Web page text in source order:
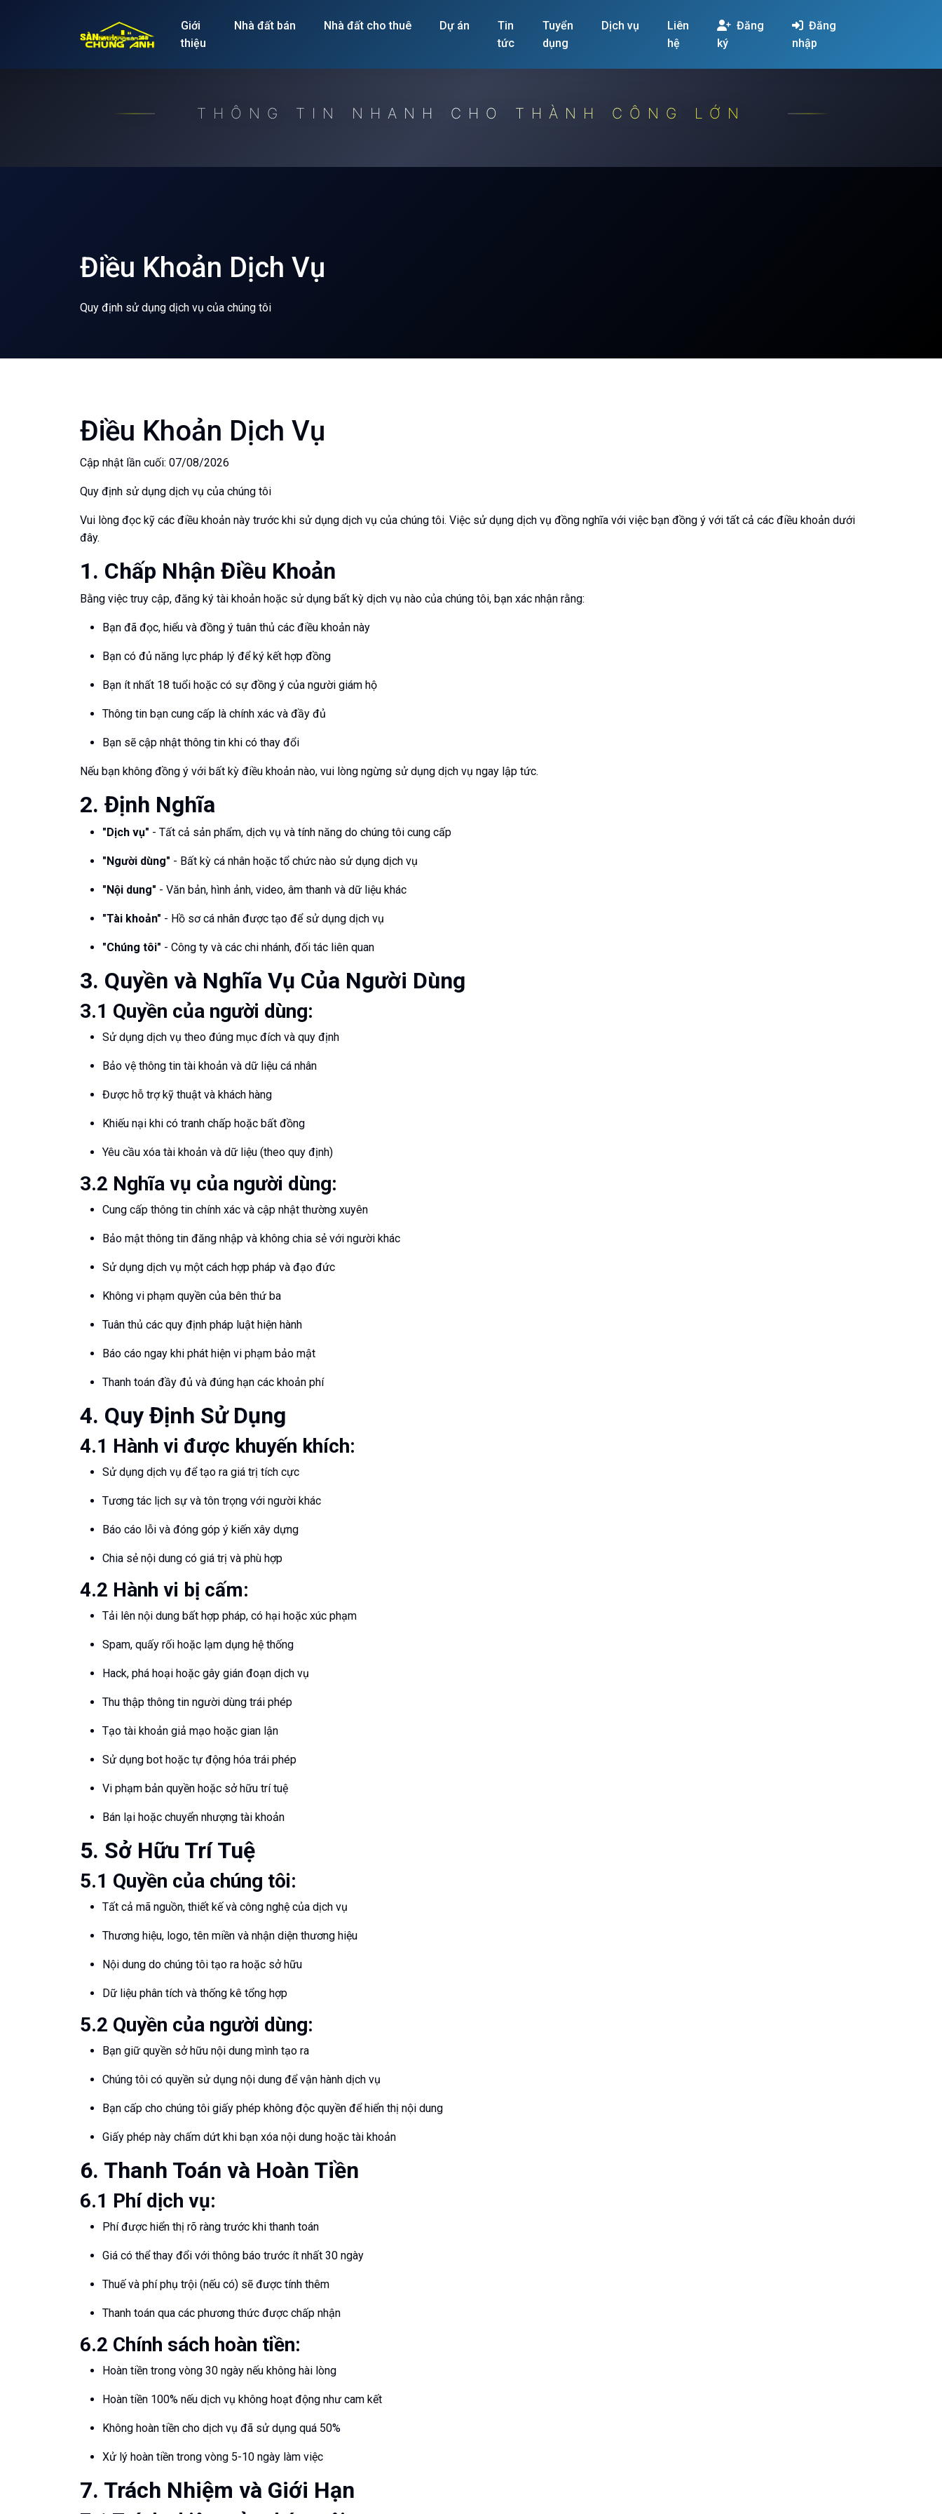
Giới
thiệu
Nhà đất bán Nhà đất cho thuê Dự án
Tin
tức
Tuyển
dụng
Dịch vụ
Liên
hệ
Đăng
ký
Đăng
nhập
THÔNG TIN NHANH CHO THÀNH CÔNG LỚN
Điều Khoản Dịch Vụ
Quy định sử dụng dịch vụ của chúng tôi
Điều Khoản Dịch Vụ
Cập nhật lần cuối: 07/08/2026
Quy định sử dụng dịch vụ của chúng tôi
Vui lòng đọc kỹ các điều khoản này trước khi sử dụng dịch vụ của chúng tôi. Việc sử dụng dịch vụ đồng nghĩa với việc bạn đồng ý với tất cả các điều khoản dưới
đây.
1. Chấp Nhận Điều Khoản
Bằng việc truy cập, đăng ký tài khoản hoặc sử dụng bất kỳ dịch vụ nào của chúng tôi, bạn xác nhận rằng:
Bạn đã đọc, hiểu và đồng ý tuân thủ các điều khoản này
Bạn có đủ năng lực pháp lý để ký kết hợp đồng
Bạn ít nhất 18 tuổi hoặc có sự đồng ý của người giám hộ
Thông tin bạn cung cấp là chính xác và đầy đủ
Bạn sẽ cập nhật thông tin khi có thay đổi
Nếu bạn không đồng ý với bất kỳ điều khoản nào, vui lòng ngừng sử dụng dịch vụ ngay lập tức.
2. Định Nghĩa
"Dịch vụ" - Tất cả sản phẩm, dịch vụ và tính năng do chúng tôi cung cấp
"Người dùng" - Bất kỳ cá nhân hoặc tổ chức nào sử dụng dịch vụ
"Nội dung" - Văn bản, hình ảnh, video, âm thanh và dữ liệu khác
"Tài khoản" - Hồ sơ cá nhân được tạo để sử dụng dịch vụ
"Chúng tôi" - Công ty và các chi nhánh, đối tác liên quan
3. Quyền và Nghĩa Vụ Của Người Dùng
3.1 Quyền của người dùng:
Sử dụng dịch vụ theo đúng mục đích và quy định
Bảo vệ thông tin tài khoản và dữ liệu cá nhân
Được hỗ trợ kỹ thuật và khách hàng
Khiếu nại khi có tranh chấp hoặc bất đồng
Yêu cầu xóa tài khoản và dữ liệu (theo quy định)
3.2 Nghĩa vụ của người dùng:
Cung cấp thông tin chính xác và cập nhật thường xuyên
Bảo mật thông tin đăng nhập và không chia sẻ với người khác
Sử dụng dịch vụ một cách hợp pháp và đạo đức
Không vi phạm quyền của bên thứ ba
Tuân thủ các quy định pháp luật hiện hành
Báo cáo ngay khi phát hiện vi phạm bảo mật
Thanh toán đầy đủ và đúng hạn các khoản phí
4. Quy Định Sử Dụng
4.1 Hành vi được khuyến khích:
Sử dụng dịch vụ để tạo ra giá trị tích cực
Tương tác lịch sự và tôn trọng với người khác
Báo cáo lỗi và đóng góp ý kiến xây dựng
Chia sẻ nội dung có giá trị và phù hợp
4.2 Hành vi bị cấm:
Tải lên nội dung bất hợp pháp, có hại hoặc xúc phạm
Spam, quấy rối hoặc lạm dụng hệ thống
Hack, phá hoại hoặc gây gián đoạn dịch vụ
Thu thập thông tin người dùng trái phép
Tạo tài khoản giả mạo hoặc gian lận
Sử dụng bot hoặc tự động hóa trái phép
Vi phạm bản quyền hoặc sở hữu trí tuệ
Bán lại hoặc chuyển nhượng tài khoản
5. Sở Hữu Trí Tuệ
5.1 Quyền của chúng tôi:
Tất cả mã nguồn, thiết kế và công nghệ của dịch vụ
Thương hiệu, logo, tên miền và nhận diện thương hiệu
Nội dung do chúng tôi tạo ra hoặc sở hữu
Dữ liệu phân tích và thống kê tổng hợp
5.2 Quyền của người dùng:
Bạn giữ quyền sở hữu nội dung mình tạo ra
Chúng tôi có quyền sử dụng nội dung để vận hành dịch vụ
Bạn cấp cho chúng tôi giấy phép không độc quyền để hiển thị nội dung
Giấy phép này chấm dứt khi bạn xóa nội dung hoặc tài khoản
6. Thanh Toán và Hoàn Tiền
6.1 Phí dịch vụ:
Phí được hiển thị rõ ràng trước khi thanh toán
Giá có thể thay đổi với thông báo trước ít nhất 30 ngày
Thuế và phí phụ trội (nếu có) sẽ được tính thêm
Thanh toán qua các phương thức được chấp nhận
6.2 Chính sách hoàn tiền:
Hoàn tiền trong vòng 30 ngày nếu không hài lòng
Hoàn tiền 100% nếu dịch vụ không hoạt động như cam kết
Không hoàn tiền cho dịch vụ đã sử dụng quá 50%
Xử lý hoàn tiền trong vòng 5-10 ngày làm việc
7. Trách Nhiệm và Giới Hạn